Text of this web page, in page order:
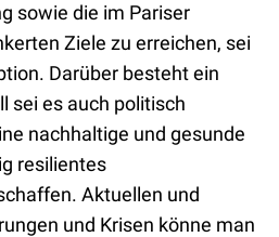
sowie die im Pariser
Ziele zu erreichen, sei
Darüber besteht ein
sei es auch politisch
nachhaltige und gesunde
resilientes
Aktuellen und
und Krisen könne man